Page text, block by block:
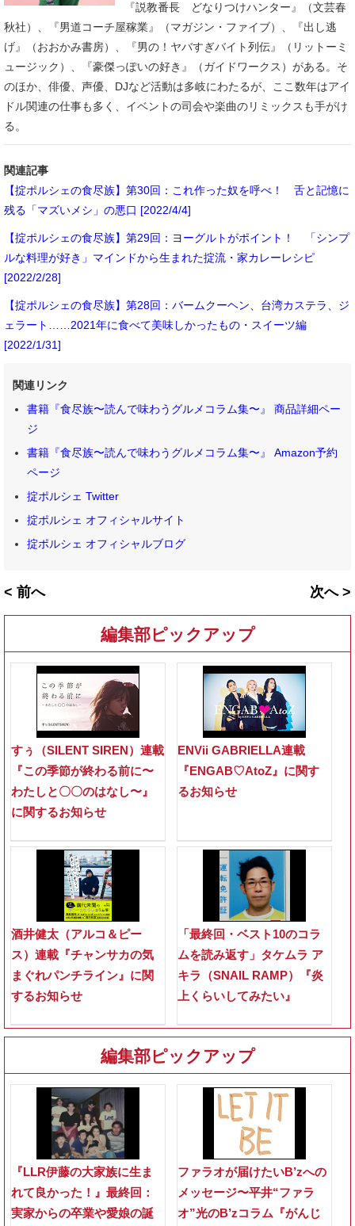
『説教番長 どなりつけハンター』（文芸春
秋社）、『男道コーチ屋稼業』（マガジン・ファイブ）、『出し逃
げ』（おおかみ書房）、『男の！ヤバすぎバイト列伝』（リットーミ
ュージック）、『豪傑っぽいの好き』（ガイドワークス）がある。そ
のほか、俳優、声優、DJなど活動は多岐にわたるが、ここ数年はアイ
ドル関連の仕事も多く、イベントの司会や楽曲のリミックスも手がけ
る。
関連記事
【掟ポルシェの食尽族】第30回：これ作った奴を呼べ！ 舌と記憶に
残る「マズいメシ」の悪口 [2022/4/4]
【掟ポルシェの食尽族】第29回：ヨーグルトがポイント！ 「シンプ
ルな料理が好き」マインドから生まれた掟流・家カレーレシピ
[2022/2/28]
【掟ポルシェの食尽族】第28回：バームクーヘン、台湾カステラ、ジ
ェラート……2021年に食べて美味しかったもの・スイーツ編
[2022/1/31]
関連リンク
書籍『食尽族〜読んで味わうグルメコラム集〜』 商品詳細ペー
ジ
書籍『食尽族〜読んで味わうグルメコラム集〜』 Amazon予約
ページ
掟ポルシェ Twitter
掟ポルシェ オフィシャルサイト
掟ポルシェ オフィシャルブログ
< 前へ 次へ >
編集部ピックアップ
すぅ（SILENT SIREN）連載
『この季節が終わる前に〜
わたしと〇〇のはなし〜』
に関するお知らせ
ENVii GABRIELLA連載
『ENGAB♡AtoZ』に関す
るお知らせ
酒井健太（アルコ＆ピー
ス）連載『チャンサカの気
まぐれパンチライン』に関
するお知らせ
「最終回・ベスト10のコラ
ムを読み返す」タケムラ ア
キラ（SNAIL RAMP）『炎
上くらいしてみたい』
編集部ピックアップ
『LLR伊藤の大家族に生ま
れて良かった！』最終回：
実家からの卒業や愛娘の誕
ファラオが届けたいB’zへの
メッセージ〜平井“ファラ
オ”光のB’zコラム『がんじ